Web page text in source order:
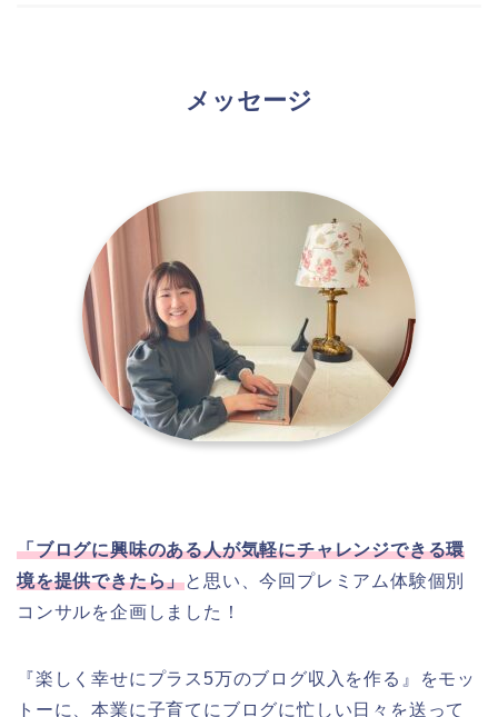
メッセージ
「ブログに興味のある人が気軽にチャレンジできる環
境を提供できたら」と思い、今回プレミアム体験個別
コンサルを企画しました！
『楽しく幸せにプラス5万のブログ収入を作る』をモッ
トーに、本業に子育てにブログに忙しい日々を送って